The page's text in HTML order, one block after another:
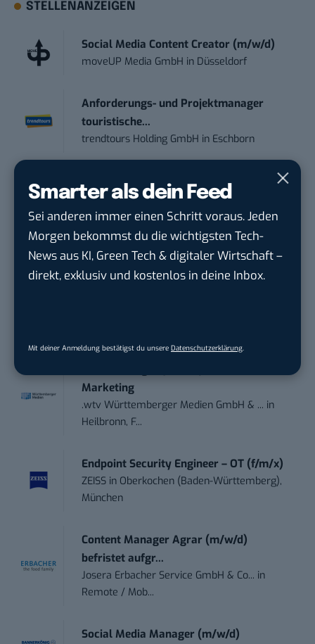
Smarter als dein Feed
Sei anderen immer einen Schritt voraus. Jeden
Morgen bekommst du die wichtigsten Tech-
News aus KI, Green Tech & digitaler Wirtschaft –
direkt, exklusiv und kostenlos in deine Inbox.
Mit deiner Anmeldung bestätigst du unsere Datenschutzerklärung.
STELLENANZEIGEN
Social Media Content Creator (m/w/d)
moveUP Media GmbH in Düsseldorf
Anforderungs- und Projektmanager
touristische...
trendtours Holding GmbH in Eschborn
Performance Marketing Manager
Schwerpunkt Pai...
EDEKA Südwest Stiftung & Co. KGin
Offenburg
Social Media Consultant & Account Lead
Marketing
.wtv Württemberger Medien GmbH & ... in
Heilbronn, F...
Endpoint Security Engineer – OT (f/m/x)
ZEISS in Oberkochen (Baden-Württemberg),
München
Content Manager Agrar (m/w/d)
befristet aufgr...
Josera Erbacher Service GmbH & Co... in
Remote / Mob...
Social Media Manager (m/w/d)